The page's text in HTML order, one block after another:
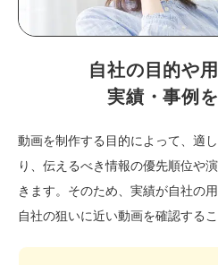
自社の目的や
実績・事例
動画を制作する目的によって、適
り、伝えるべき情報の優先順位や
きます。そのため、実績が自社の
自社の狙いに近い動画を確認するこ